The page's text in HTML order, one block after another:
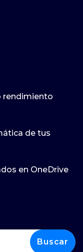
rendimiento
de tus
en OneDrive